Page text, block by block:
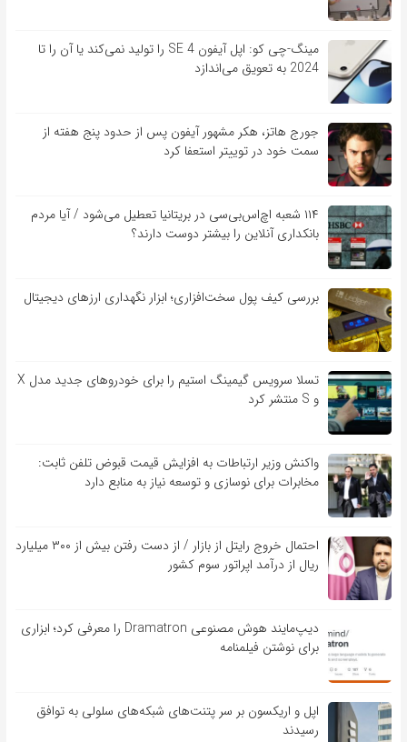
مینگ-چی کو: اپل آیفون SE 4 را تولید نمی‌کند یا آن را تا
2024 به تعویق می‌اندازد
جورج هاتز، هکر مشهور آیفون پس از حدود پنج هفته از
سمت خود در توییتر استعفا کرد
۱۱۴ شعبه اچ‌اس‌بی‌سی در بریتانیا تعطیل می‌شود / آیا مردم
بانکداری آنلاین را بیشتر دوست دارند؟
بررسی کیف‌ پول سخت‌افزاری؛ ابزار نگهداری ارزهای دیجیتال
تسلا سرویس گیمینگ استیم را برای خودروهای جدید مدل X
و S منتشر کرد
واکنش وزیر ارتباطات به افزایش قیمت قبوض تلفن ثابت:
مخابرات برای نوسازی و توسعه نیاز به منابع دارد
احتمال خروج رایتل از بازار / از دست رفتن بیش از ۳۰۰ میلیارد
ریال از درآمد اپراتور سوم کشور
دیپ‌مایند هوش مصنوعی Dramatron را معرفی کرد؛ ابزاری
برای نوشتن فیلمنامه
اپل و اریکسون بر سر پتنت‌های شبکه‌های سلولی به توافق
رسیدند